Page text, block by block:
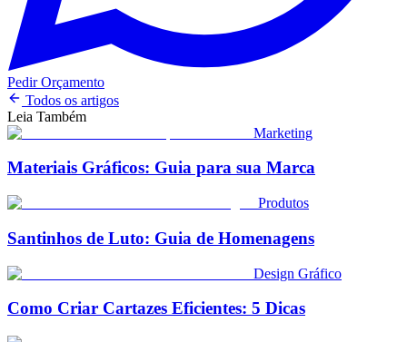
Pedir Orçamento
Todos os artigos
Leia Também
Marketing
Materiais Gráficos: Guia para sua Marca
Produtos
Santinhos de Luto: Guia de Homenagens
Design Gráfico
Como Criar Cartazes Eficientes: 5 Dicas